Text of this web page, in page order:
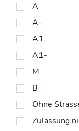
A
A-
A1
A1-
M
B
Ohne
Zulassung